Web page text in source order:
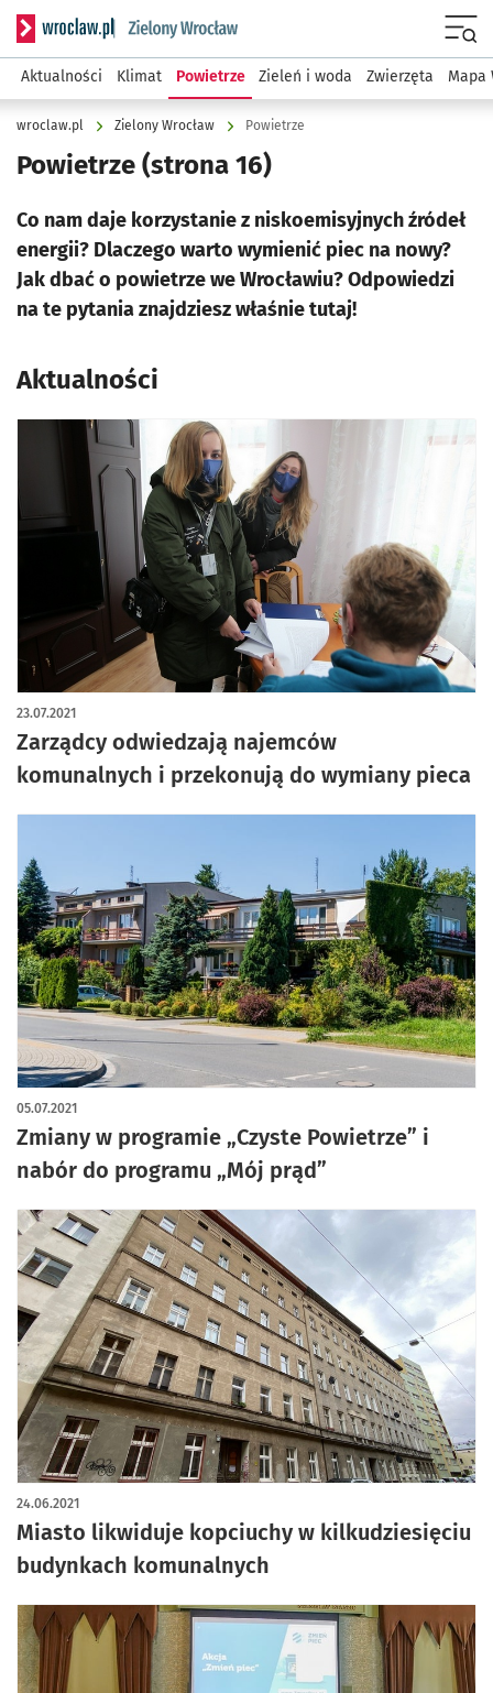
Serwis informacyjny wroclaw.pl podserwis: Środowisko we
Aktualności Klimat Powietrze Zieleń i woda Zwierzęta Mapa
wroclaw.pl Zielony Wrocław Powietrze
Powietrze (strona 16)
Co nam daje korzystanie z niskoemisyjnych źródeł
energii? Dlaczego warto wymienić piec na nowy?
Jak dbać o powietrze we Wrocławiu? Odpowiedzi
na te pytania znajdziesz właśnie tutaj!
Aktualności
Zarządcy odwiedzają najemców
komunalnych i przekonują do wymiany pieca
23.07.2021
Zmiany w programie „Czyste Powietrze” i
nabór do programu „Mój prąd”
05.07.2021
Miasto likwiduje kopciuchy w kilkudziesięciu
budynkach komunalnych
24.06.2021